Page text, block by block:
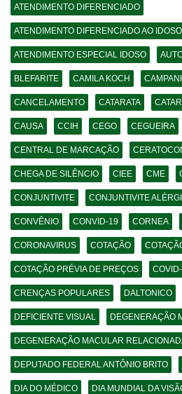
ATENDIMENTO DIFERENCIADO
ATENDIMENTO DIFERENCIADO AO IDOSO
ATENDIMENTO ESPECIAL IDOSO
BLEFARITE CAMILA KOCH
CANCELAMENTO CATARATA
CAUSA CCIH CEGO CEGUEIRA
CENTRAL DE MARCAÇÃO
CHEGA DE SILÊNCIO CIEE CME
CONJUNTIVITE CONJUNTIVITE
CONVÊNIO CONVID-19 CORNEA
CORONAVIRUS COTAÇÃO
COTAÇÃO PRÉVIA DE PREÇOS
CRENÇAS POPULARES DALTONICO
DEFICIENTE VISUAL DEGENERAÇÃO
DEGENERAÇÃO MACULAR
DEPUTADO FEDERAL ANTÔNIO BRITO
DIA DO MÉDICO DIA MUNDIAL DA